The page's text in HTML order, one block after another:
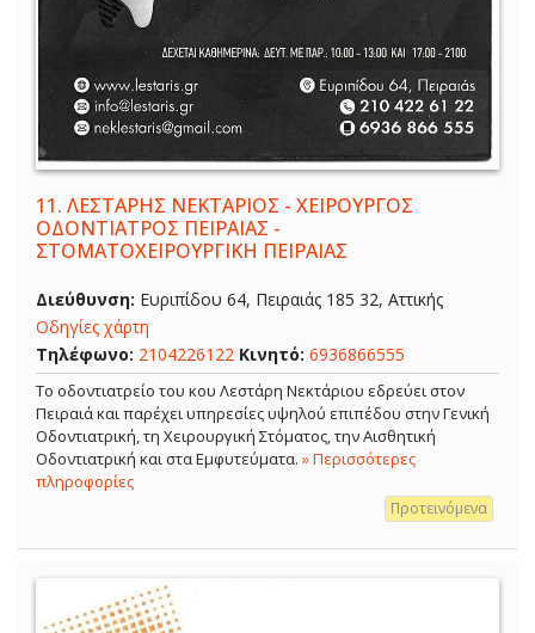
11. ΛΕΣΤΑΡΗΣ ΝΕΚΤΑΡΙΟΣ - ΧΕΙΡΟΥΡΓΟΣ
ΟΔΟΝΤΙΑΤΡΟΣ ΠΕΙΡΑΙΑΣ -
ΣΤΟΜΑΤΟΧΕΙΡΟΥΡΓΙΚΗ ΠΕΙΡΑΙΑΣ
Διεύθυνση: Ευριπίδου 64, Πειραιάς 185 32, Αττικής
Οδηγίες χάρτη
Τηλέφωνο: 2104226122 Κινητό: 6936866555
Το οδοντιατρείο του κου Λεστάρη Νεκτάριου εδρεύει στον
Πειραιά και παρέχει υπηρεσίες υψηλού επιπέδου στην Γενική
Οδοντιατρική, τη Χειρουργική Στόματος, την Αισθητική
Οδοντιατρική και στα Εμφυτεύματα. » Περισσότερες
πληροφορίες
Προτεινόμενα